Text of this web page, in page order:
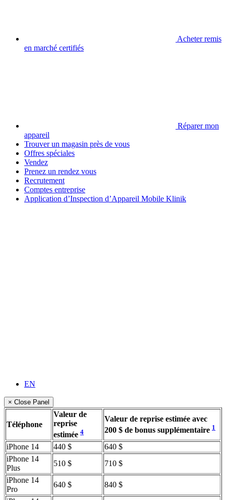
Acheter remis
en marché certifiés
Réparer mon
appareil
Trouver un magasin près de vous
Offres spéciales
Vendez
Prenez un rendez vous
Recrutement
Comptes entreprise
Application d’Inspection d’Appareil Mobile Klinik
EN
× Close Panel
Téléphone
Valeur de
reprise
estimée 4
Valeur de reprise estimée avec
200 $ de bonus supplémentaire 1
iPhone 14 440 $
640 $
iPhone 14
Plus
510 $
710 $
iPhone 14
Pro
640 $
840 $